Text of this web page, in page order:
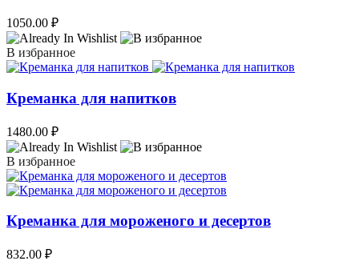
1050.00 ₽
В избранное
Креманка для напитков
1480.00 ₽
В избранное
Креманка для мороженого и десертов
832.00 ₽